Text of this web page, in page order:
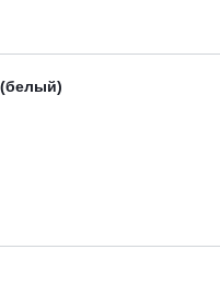
(белый)